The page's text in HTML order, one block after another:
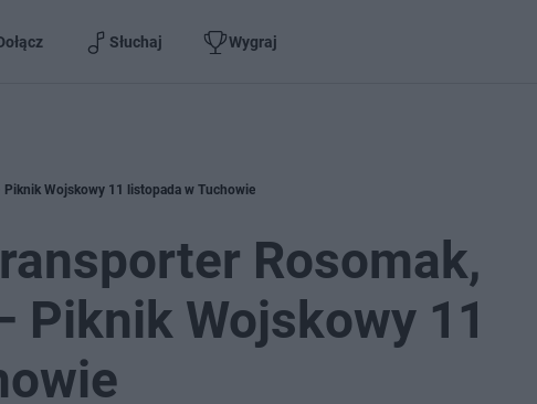
Słuchaj Wygraj
Piknik Wojskowy 11 listopada w Tuchowie
Rosomak,
Piknik Wojskowy 11